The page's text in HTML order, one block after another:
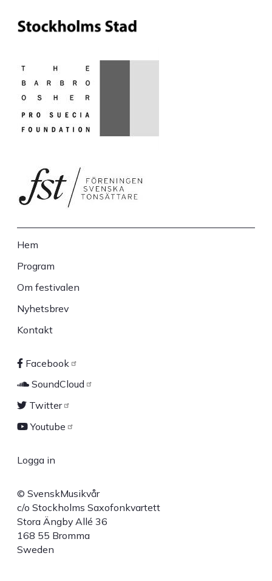
Sidfot
Hem
Program
Om festivalen
Nyhetsbrev
Kontakt
Sociala
länkar
Facebook
SoundCloud
Twitter
Youtube
User
account
menu
Logga in
© SvenskMusikvår
c/o Stockholms Saxofonkvartett
Stora Ängby Allé 36
168 55 Bromma
Sweden